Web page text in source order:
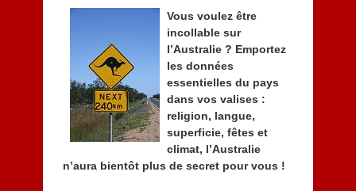
4
Vous voulez être
incollable sur
l’Australie ? Emportez
les données
essentielles du pays
dans vos valises :
religion, langue,
superficie, fêtes et
climat, l’Australie
n’aura bientôt plus de secret pour vous !